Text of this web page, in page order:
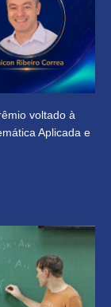
voltado à
Aplicada e